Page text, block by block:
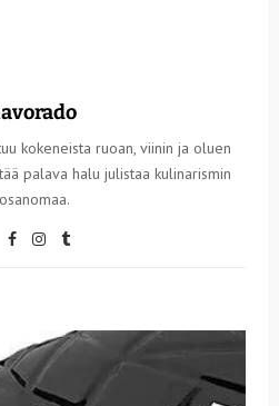
kokeneista ruoan, viinin ja oluen
palava halu julistaa kulinarismin